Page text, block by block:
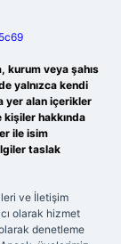
kurum veya şahıs
yalnızca kendi
yer alan içerikler
hakkında
ile isim
taslak
ve İletişim
olarak hizmet
denetleme